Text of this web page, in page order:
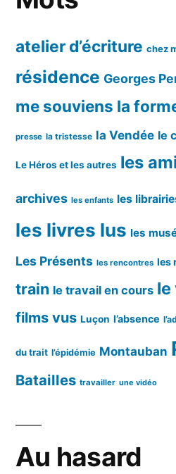
atelier d’écriture chez
résidence Georges
me souviens la
presse la tristesse la Vendée le
Le Héros et les autres les
archives les enfants les
les livres lus les
Les Présents les rencontres les
train le travail en cours le
films vus Luçon l’absence
du trait l’épidémie Montauban
Batailles travailler une vidéo
Au hasard